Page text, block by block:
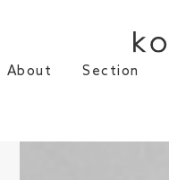
About Section